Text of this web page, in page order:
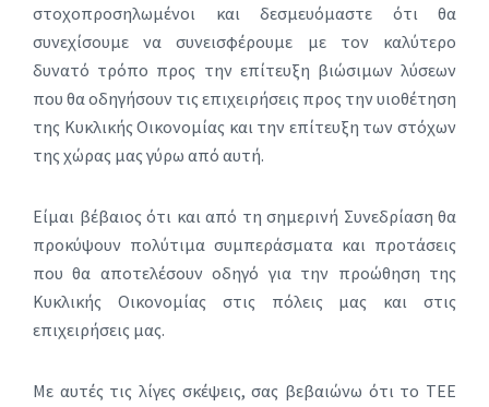
στοχοπροσηλωμένοι και δεσμευόμαστε ότι θα
συνεχίσουμε να συνεισφέρουμε με τον καλύτερο
δυνατό τρόπο προς την επίτευξη βιώσιμων λύσεων
που θα οδηγήσουν τις επιχειρήσεις προς την υιοθέτηση
της Κυκλικής Οικονομίας και την επίτευξη των στόχων
της χώρας μας γύρω από αυτή.
Είμαι βέβαιος ότι και από τη σημερινή Συνεδρίαση θα
προκύψουν πολύτιμα συμπεράσματα και προτάσεις
που θα αποτελέσουν οδηγό για την προώθηση της
Κυκλικής Οικονομίας στις πόλεις μας και στις
επιχειρήσεις μας.
Με αυτές τις λίγες σκέψεις, σας βεβαιώνω ότι το ΤΕΕ